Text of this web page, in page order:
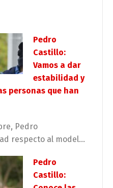
Pedro
Castillo:
Vamos a dar
estabilidad y
personas que han
Pedro
respecto al model...
Pedro
Castillo: